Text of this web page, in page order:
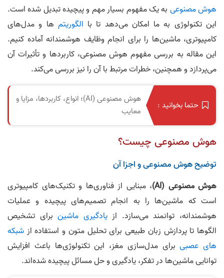
هوش مصنوعی به یک مفهوم بسیار مهم و پیچیده تبدیل شده است.
این تکنولوژی به ما امکان می‌دهد تا با الگوریتم ها و مدل‌های
کامپیوتری، ماشین‌ها را برای انجام وظایف هوشمندانه آماده کنیم.
این مقاله به بررسی مفهوم هوش مصنوعی، کاربردها و تأثیرات آن
می‌پردازد و همچنین، خطرات مرتبط با آن را نیز بررسی می‌کند.
حتما بخوانید :
هوش مصنوعی (AI)؛ انواع، کاربردها، مزایا و
معایب
هوش مصنوعی چیست؟
توضیح هوش مصنوعی و اجزا آن
هوش مصنوعی (AI)
، مبنایی از فناوری‌ها و تکنیک‌های کامپیوتری
است که ماشین‌ها را به انجام تصمیم‌های پیچیده و عملیات
هوشمندانه، توانمند می‌سازد. ازیادگیری ماشینبرای تشخیص
الگوها تا پردازش زبان طبیعی برای تحلیل متون و استفاده از شبکه
های عصبیبرای مدل‌سازی مغز، این تکنولوژی‌ها باعث افزایش
توانایی ماشین‌ها در تفکر، یادگیری و حل مسائل پیچیده شده‌اند.